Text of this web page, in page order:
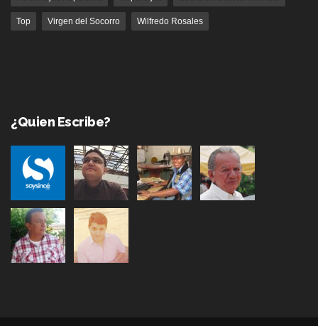
Top Virgen del Socorro Wilfredo Rosales
¿Quien Escribe?